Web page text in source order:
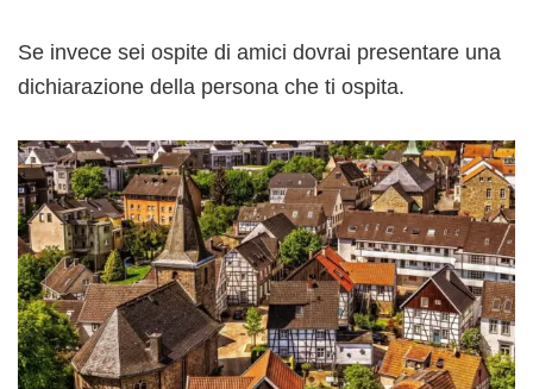
Se invece sei ospite di amici dovrai presentare una
dichiarazione della persona che ti ospita.